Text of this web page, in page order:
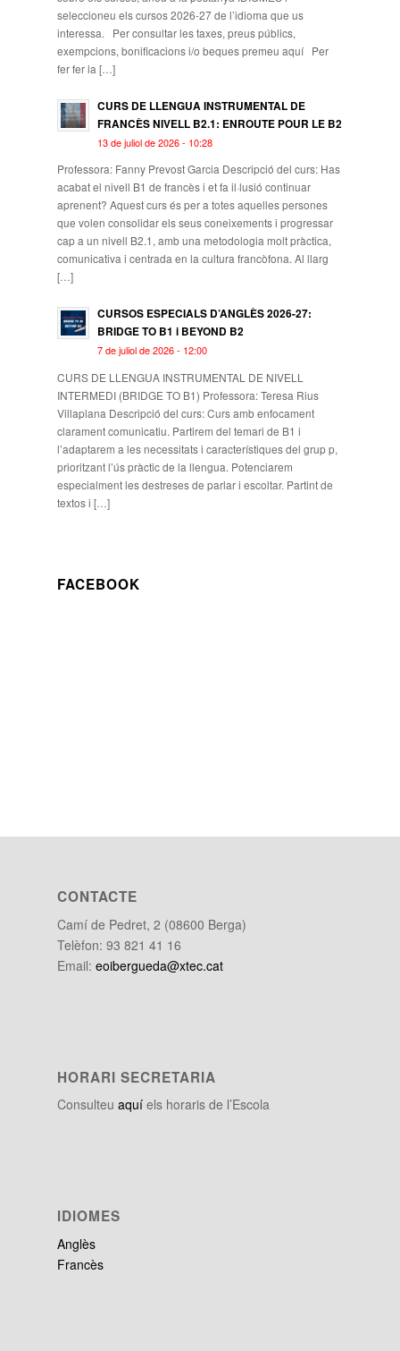
seleccioneu els cursos 2026-27 de l’idioma que us
interessa. Per consultar les taxes, preus públics,
exempcions, bonificacions i/o beques premeu aquí Per
fer fer la […]
CURS DE LLENGUA INSTRUMENTAL DE
FRANCÈS NIVELL B2.1: ENROUTE POUR LE B2
13 de juliol de 2026 - 10:28
Professora: Fanny Prevost Garcia Descripció del curs: Has
acabat el nivell B1 de francès i et fa il·lusió continuar
aprenent? Aquest curs és per a totes aquelles persones
que volen consolidar els seus coneixements i progressar
cap a un nivell B2.1, amb una metodologia molt pràctica,
comunicativa i centrada en la cultura francòfona. Al llarg
[…]
CURSOS ESPECIALS D’ANGLÈS 2026-27:
BRIDGE TO B1 i BEYOND B2
7 de juliol de 2026 - 12:00
CURS DE LLENGUA INSTRUMENTAL DE NIVELL
INTERMEDI (BRIDGE TO B1) Professora: Teresa Rius
Villaplana Descripció del curs: Curs amb enfocament
clarament comunicatiu. Partirem del temari de B1 i
l’adaptarem a les necessitats i característiques del grup p,
prioritzant l’ús pràctic de la llengua. Potenciarem
especialment les destreses de parlar i escoltar. Partint de
textos i […]
FACEBOOK
CONTACTE
Camí de Pedret, 2 (08600 Berga)
Telèfon: 93 821 41 16
Email: eoibergueda@xtec.cat
HORARI SECRETARIA
Consulteu aquíels horaris de l’Escola
IDIOMES
Anglès
Francès